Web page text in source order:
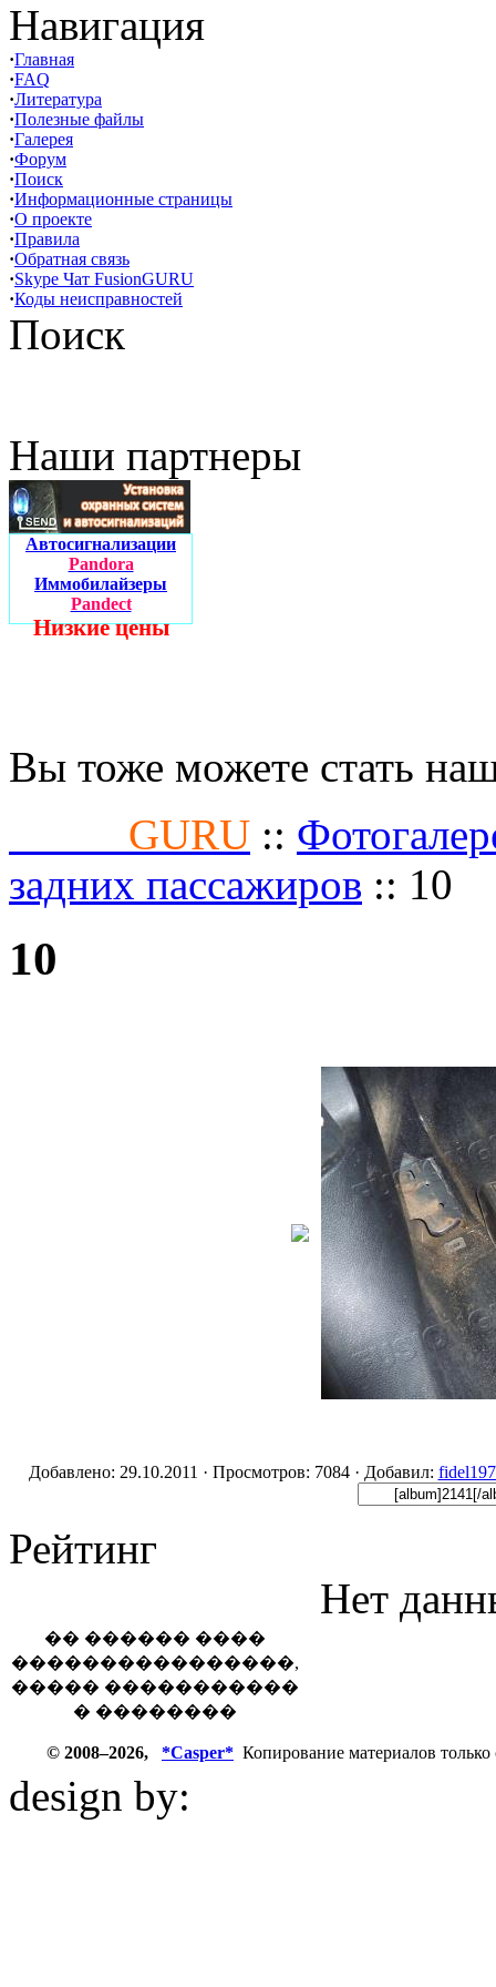
Навигация
·Главная
·FAQ
·Литература
·Полезные файлы
·Галерея
·Форум
·Поиск
·Информационные страницы
·О проекте
·Правила
·Обратная связь
·Skype Чат FusionGURU
·Коды неисправностей
Поиск
Наши партнеры
Автосигнализации
Pandora
Иммобилайзеры
Pandect
Низкие цены
Вы тоже можете стать
GURU ::
задних пассажиров :: 10
10
Добавлено: 29.10.2011 · Просмотров: 7084 · Добавил:
Рейтинг
Нет
�� ������ ����
����������������,
����� �����������
� ��������
© 2008–2026, *Casper* Копирование материалов
design by: